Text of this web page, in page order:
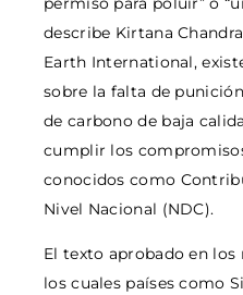
describe Kirtana
Earth International,
sobre la falta de
de carbono de baja
cumplir los
conocidos como
Nivel Nacional (NDC).
El texto aprobado en los
los cuales países como